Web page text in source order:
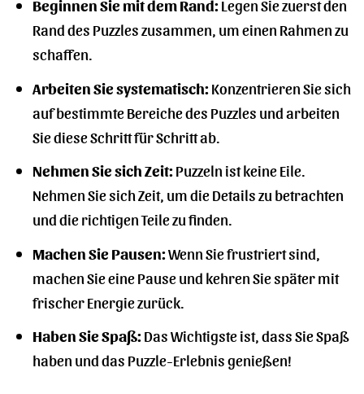
Beginnen Sie mit dem Rand:Legen Sie zuerst den
Rand des Puzzles zusammen, um einen Rahmen zu
schaffen.
Arbeiten Sie systematisch:Konzentrieren Sie sich
auf bestimmte Bereiche des Puzzles und arbeiten
Sie diese Schritt für Schritt ab.
Nehmen Sie sich Zeit:Puzzeln ist keine Eile.
Nehmen Sie sich Zeit, um die Details zu betrachten
und die richtigen Teile zu finden.
Machen Sie Pausen:Wenn Sie frustriert sind,
machen Sie eine Pause und kehren Sie später mit
frischer Energie zurück.
Haben Sie Spaß:Das Wichtigste ist, dass Sie Spaß
haben und das Puzzle-Erlebnis genießen!